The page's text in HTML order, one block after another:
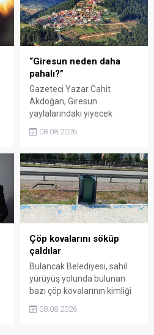
alamadığını savunarak,
Giresun milletvekillerini
sessiz kalmakla suçladı.
“Giresun neden daha
pahalı?”
Gazeteci Yazar Cahit
Akdoğan, Giresun
yaylalarındaki yiyecek
belirgin biçimde yüksek
Valiliği, Tarım ve Orman İl
Müdürlüğü ile ilgili kurumları
denetime çağırdı. Akdoğan,
yüzde 50’ye ulaşan fiyat
farklarının araştırılması
gerektiğini söyledi.
08.08.2026
Çöp kovalarını söküp
çaldılar
Bulancak Belediyesi, sahil
yürüyüş yolunda bulunan
bazı çöp kovalarının kimliği
sökülerek çalındığını açıkladı.
08.08.2026